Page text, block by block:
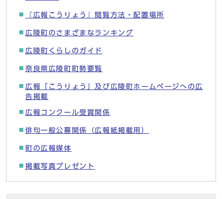
『広報こうりょう』閲覧方法・配置場所
広陵町のさまざまなランキング
広陵町くらしのガイド
奈良県広陵町町勢要覧
広報「こうりょう」及び広陵町ホームページへの広
告掲載
広報コンクール受賞関係
俳句一般公募関係（広報紙掲載用）
町の広報媒体
掲載写真プレゼント